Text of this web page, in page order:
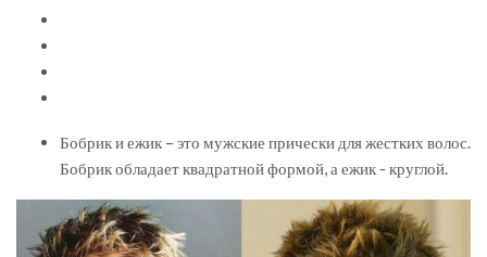
Бобрик и ежик – это мужские прически для жестких волос.
Бобрик обладает квадратной формой, а ежик - круглой.